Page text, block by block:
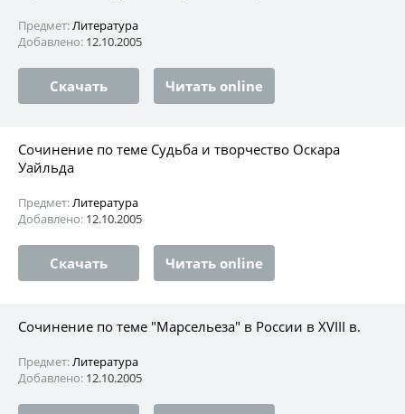
Предмет:Литература
Добавлено: 12.10.2005
Скачать Читать online
Сочинение по теме Судьба и творчество Оскара
Уайльда
Предмет:Литература
Добавлено: 12.10.2005
Скачать Читать online
Сочинение по теме "Марсельеза" в России в XVIII в.
Предмет:Литература
Добавлено: 12.10.2005